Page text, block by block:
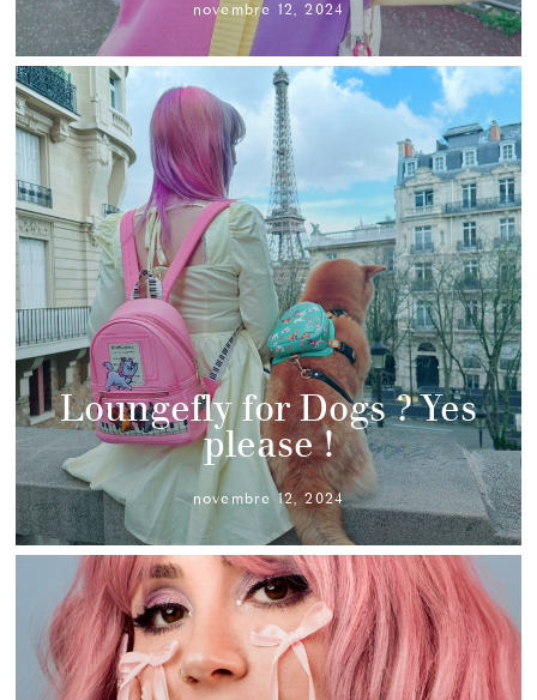
novembre 12, 2024
Loungefly for Dogs ? Yes
please !
novembre 12, 2024